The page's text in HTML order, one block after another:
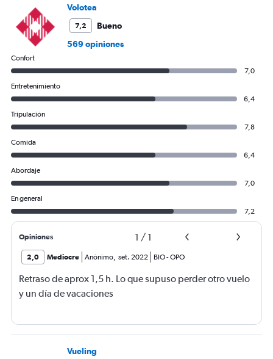
flights.
Volotea
7,2
Bueno
569 opiniones
Confort
7,0
Entretenimiento
6,4
Tripulación
7,8
Comida
6,4
Abordaje
7,0
En general
7,2
Opiniones 1 / 1
2,0 Mediocre Anónimo, set. 2022 BIO-OPO
Retraso de aprox 1,5 h. Lo que supuso perder otro vuelo
y un día de vacaciones
Vueling